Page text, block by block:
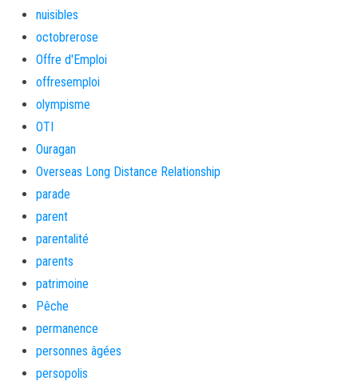
nuisibles
octobrerose
Offre d'Emploi
offresemploi
olympisme
OTI
Ouragan
Overseas Long Distance Relationship
parade
parent
parentalité
parents
patrimoine
Pêche
permanence
personnes âgées
persopolis